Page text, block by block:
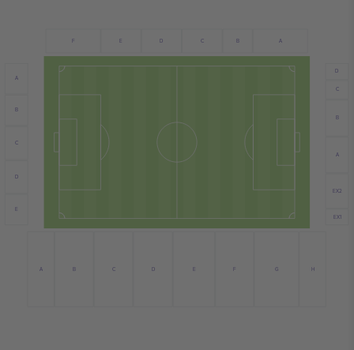
A
B
C
D
E
F
EX1
EX2
A
B
C
D
A B C D E F G H
A
B
C
D
E